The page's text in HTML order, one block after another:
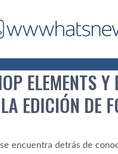
ELEMENTS
EDICIÓN DE
encuentra detrás de